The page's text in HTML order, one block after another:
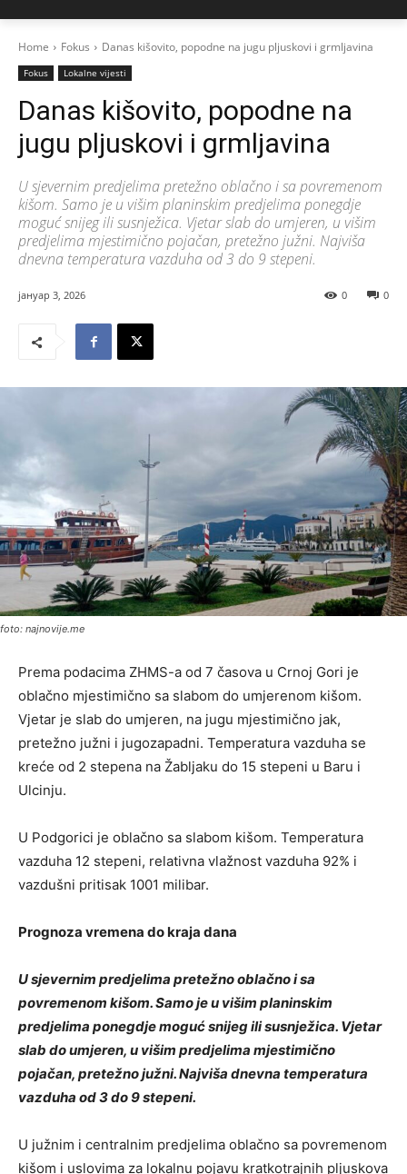
Home Fokus Danas kišovito, popodne na jugu pljuskovi i grmljavina
Fokus Lokalne vijesti
Danas kišovito, popodne na
jugu pljuskovi i grmljavina
U sjevernim predjelima pretežno oblačno i sa povremenom
kišom. Samo je u višim planinskim predjelima ponegdje
moguć snijeg ili susnježica. Vjetar slab do umjeren, u višim
predjelima mjestimično pojačan, pretežno južni. Najviša
dnevna temperatura vazduha od 3 do 9 stepeni.
јануар 3, 2026 0
0
foto: najnovije.me
Prema podacima ZHMS-a od 7 časova u Crnoj Gori je
oblačno mjestimično sa slabom do umjerenom kišom.
Vjetar je slab do umjeren, na jugu mjestimično jak,
pretežno južni i jugozapadni. Temperatura vazduha se
kreće od 2 stepena na Žabljaku do 15 stepeni u Baru i
Ulcinju.
U Podgorici je oblačno sa slabom kišom. Temperatura
vazduha 12 stepeni, relativna vlažnost vazduha 92% i
vazdušni pritisak 1001 milibar.
Prognoza vremena do kraja dana
U sjevernim predjelima pretežno oblačno i sa
povremenom kišom. Samo je u višim planinskim
predjelima ponegdje moguć snijeg ili susnježica. Vjetar
slab do umjeren, u višim predjelima mjestimično
pojačan, pretežno južni. Najviša dnevna temperatura
vazduha od 3 do 9 stepeni.
U južnim i centralnim predjelima oblačno sa povremenom
kišom i uslovima za lokalnu pojavu kratkotrajnih pljuskova